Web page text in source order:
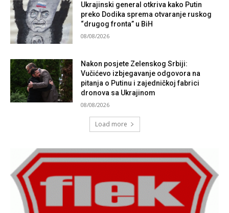
Ukrajinski general otkriva kako Putin
preko Dodika sprema otvaranje ruskog
“drugog fronta” u BiH
08/08/2026
Nakon posjete Zelenskog Srbiji:
Vučićevo izbjegavanje odgovora na
pitanja o Putinu i zajedničkoj fabrici
dronova sa Ukrajinom
08/08/2026
Load more